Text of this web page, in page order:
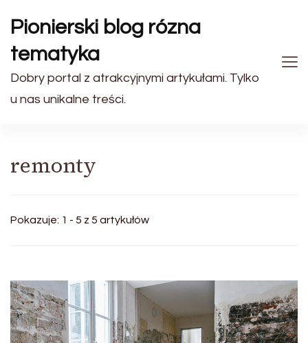
Pionierski blog rózna
tematyka
Dobry portal z atrakcyjnymi artykułami. Tylko
u nas unikalne treści.
remonty
Pokazuje: 1 - 5 z 5 artykułów